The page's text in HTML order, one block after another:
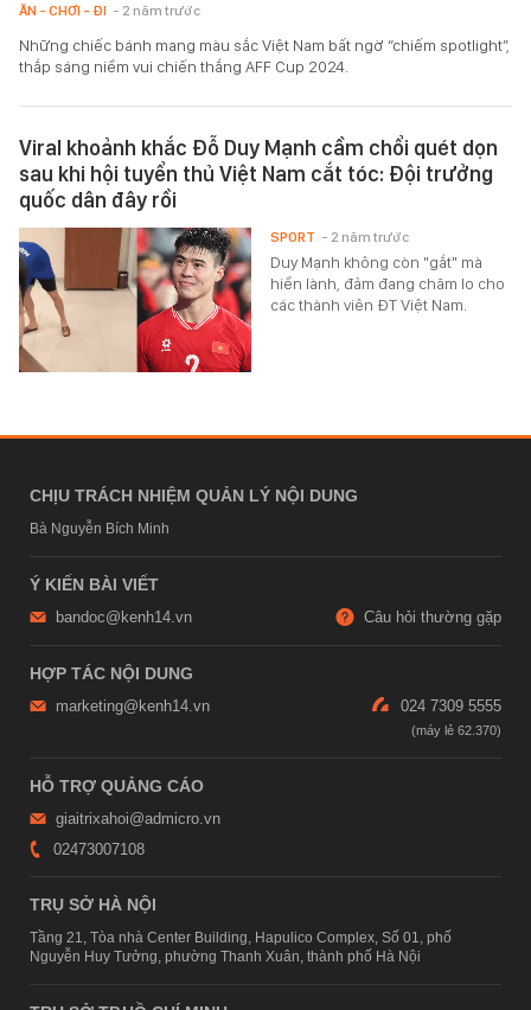
ĂN - CHƠI - ĐI - 2 năm trước
Những chiếc bánh mang màu sắc Việt Nam bất ngờ “chiếm spotlight”,
thắp sáng niềm vui chiến thắng AFF Cup 2024.
Viral khoảnh khắc Đỗ Duy Mạnh cầm chổi quét dọn
sau khi hội tuyển thủ Việt Nam cắt tóc: Đội trưởng
quốc dân đây rồi
Duy Mạnh không còn "gắt" mà
hiền lành, đảm đang chăm lo cho
các thành viên ĐT Việt Nam.
SPORT - 2 năm trước
CHỊU TRÁCH NHIỆM QUẢN LÝ NỘI DUNG
Bà Nguyễn Bích Minh
Ý KIẾN BÀI VIẾT
bandoc@kenh14.vn Câu hỏi thường gặp
HỢP TÁC NỘI DUNG
marketing@kenh14.vn 024 7309 5555
HỖ TRỢ QUẢNG CÁO
giaitrixahoi@admicro.vn
02473007108
TRỤ SỞ HÀ NỘI
Tầng 21, Tòa nhà Center Building, Hapulico Complex, Số 01, phố
Nguyễn Huy Tưởng, phường Thanh Xuân, thành phố Hà Nội